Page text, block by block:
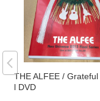
THE ALFEE /
l DVD